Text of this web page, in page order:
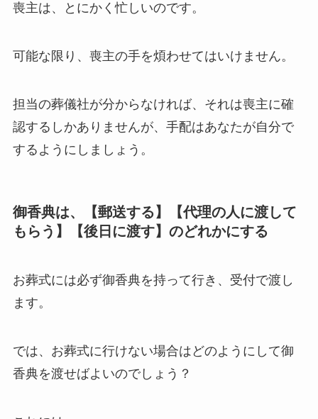
喪主は、とにかく忙しいのです。
可能な限り、喪主の手を煩わせてはいけません。
担当の葬儀社が分からなければ、それは喪主に確
認するしかありませんが、手配はあなたが自分で
するようにしましょう。
御香典は、【郵送する】【代理の人に渡して
もらう】【後日に渡す】のどれかにする
お葬式には必ず御香典を持って行き、受付で渡し
ます。
では、お葬式に行けない場合はどのようにして御
香典を渡せばよいのでしょう？